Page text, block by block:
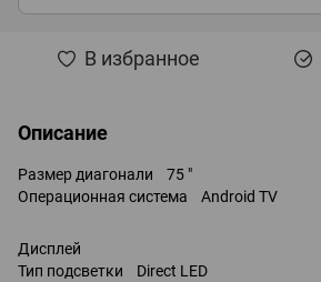
В избранное
Описание
Размер диагонали 75 "
Операционная система Android TV
Дисплей
Тип подсветки Direct LED